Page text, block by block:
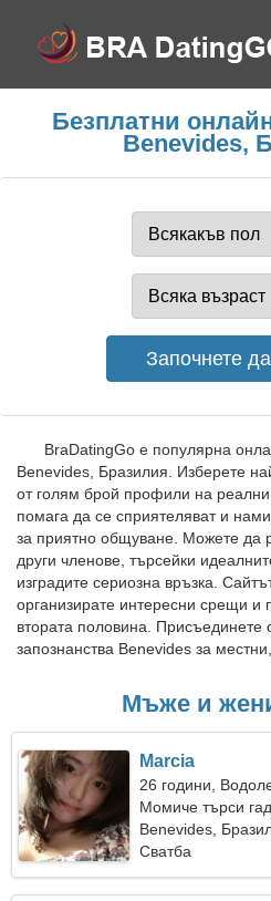
Безплатни
Benevides,
BraDatingGo е популярна
Benevides, Бразилия. Изберете
от голям брой профили на
помага да се сприятеляват и
за приятно общуване. Можете да
други членове, търсейки
изградите сериозна връзка.
организирате интересни срещи и
втората половина. Присъединете
запознанства Benevides за
Мъже и
Marcia
26 години,
Момиче търси
Benevides,
Сватба